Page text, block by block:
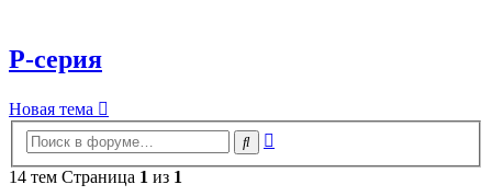
P-серия
Новая тема
Поиск
14 тем Страница 1 из 1